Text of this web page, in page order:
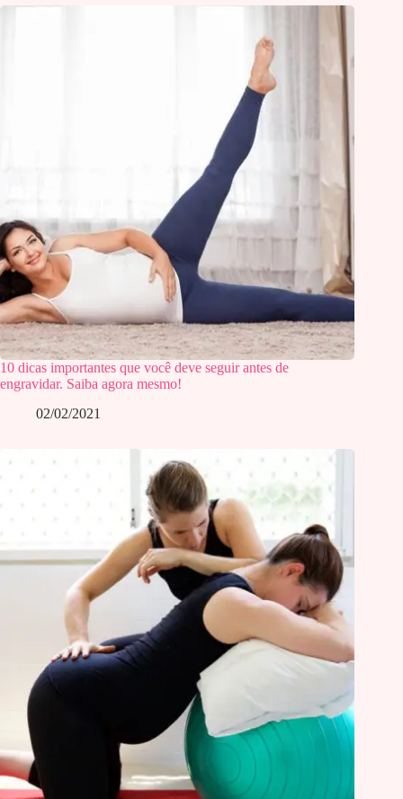
10 dicas importantes que você deve seguir antes de
engravidar. Saiba agora mesmo!
02/02/2021